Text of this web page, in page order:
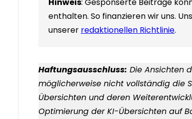
enthalten. So finanzieren wir uns.
unserer redaktionellen Richtlinie.
Haftungsausschluss: Die Ansichten
möglicherweise nicht vollständig die
Übersichten und deren
Optimierung der KI-Übersichten auf